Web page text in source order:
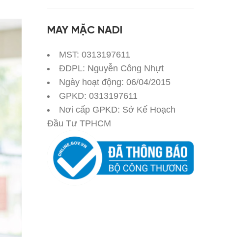
MAY MẶC NADI
MST: 0313197611
ĐDPL: Nguyễn Công Nhựt
Ngày hoạt động: 06/04/2015
GPKD: 0313197611
Nơi cấp GPKD: Sở Kế Hoạch
Đầu Tư TPHCM